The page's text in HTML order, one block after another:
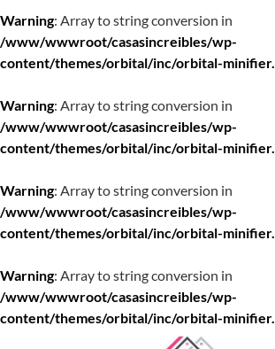
Warning: Array to string conversion in
/www/wwwroot/casasincreibles/wp-
content/themes/orbital/inc/orbital-
Warning: Array to string conversion in
/www/wwwroot/casasincreibles/wp-
content/themes/orbital/inc/orbital-
Warning: Array to string conversion in
/www/wwwroot/casasincreibles/wp-
content/themes/orbital/inc/orbital-
Warning: Array to string conversion in
/www/wwwroot/casasincreibles/wp-
content/themes/orbital/inc/orbital-